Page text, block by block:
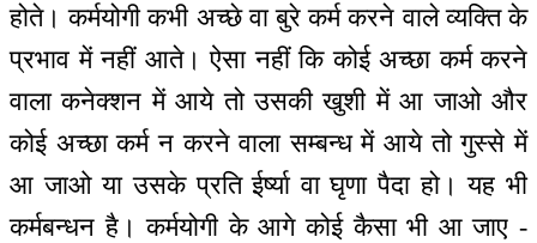
होते। कर्मयोगी कभी अच्छे वा बुरे कर्म करने वाले व्यक्ति के
प्रभाव में नहीं आते। ऐसा नहीं कि कोई अच्छा कर्म करने
वाला कनेक्शन में आये तो उसकी खुशी में आ जाओ और
कोई अच्छा कर्म न करने वाला सम्बन्ध में आये तो गुस्से में
आ जाओ या उसके प्रति ईर्ष्या वा घृणा पैदा हो। यह भी
कर्मबन्धन है। कर्मयोगी के आगे कोई कैसा भी आ जाए -